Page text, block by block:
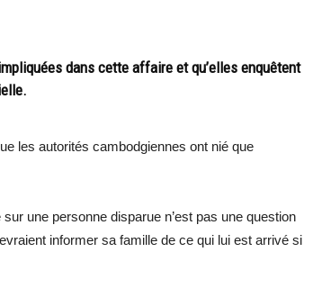
dans cette affaire et qu’elles enquêtent
les autorités cambodgiennes ont nié que
une personne disparue n’est pas une question
informer sa famille de ce qui lui est arrivé si